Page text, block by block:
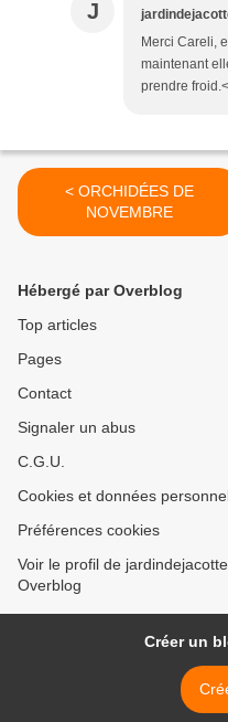
J
Merci Careli,
maintenant
prendre
< ORCHIDÉES DE
NOVEMBRE
Hébergé par Overblog
Top articles
Pages
Contact
Signaler un abus
C.G.U.
Cookies et données
Préférences cookies
Voir le profil de
Overblog
Créer un